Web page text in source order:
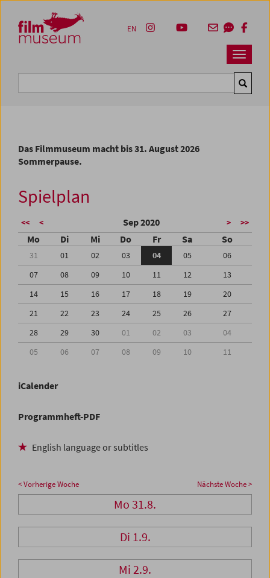
Zum Inhalt
Zum Hauptmenü
Zur Servicenavigation
Zum Suche
Navbar
EN
Das Filmmuseum macht bis 31. August 2026
Sommerpause.
Spielplan
<< < Sep 2020 > >>
Mo Di Mi Do Fr Sa So
31 01 02 03 04 05
06
07
08 09 10 11 12
13
14
15 16 17 18 19
20
21
22 23 24 25 26
27
28
29 30 01 02 03
04
05
06 07 08 09 10 11
iCalender
Programmheft-PDF
English language or subtitles
< Vorherige Woche Nächste Woche >
Mo 31.8.
Di 1.9.
Mi 2.9.